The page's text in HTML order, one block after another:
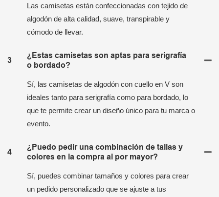
Las camisetas están confeccionadas con tejido de
algodón de alta calidad, suave, transpirable y
cómodo de llevar.
3
¿Estas camisetas son aptas para serigrafía
o bordado?
Sí, las camisetas de algodón con cuello en V son
ideales tanto para serigrafía como para bordado, lo
que te permite crear un diseño único para tu marca o
evento.
4
¿Puedo pedir una combinación de tallas y
colores en la compra al por mayor?
Sí, puedes combinar tamaños y colores para crear
un pedido personalizado que se ajuste a tus